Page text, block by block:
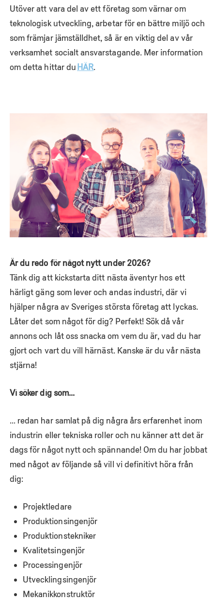
Utöver att vara del av ett företag som värnar om
teknologisk utveckling, arbetar för en bättre miljö och
som främjar jämställdhet, så är en viktig del av vår
verksamhet socialt ansvarstagande. Mer information
om detta hittar du HÄR.
Är du redo för något nytt under 2026?
Tänk dig att kickstarta ditt nästa äventyr hos ett
härligt gäng som lever och andas industri, där vi
hjälper några av Sveriges största företag att lyckas.
Låter det som något för dig? Perfekt! Sök då vår
annons och låt oss snacka om vem du är, vad du har
gjort och vart du vill härnäst. Kanske är du vår nästa
stjärna!
Vi söker dig som…
… redan har samlat på dig några års erfarenhet inom
industrin eller tekniska roller och nu känner att det är
dags för något nytt och spännande! Om du har jobbat
med något av följande så vill vi definitivt höra från
dig:
Projektledare
Produktionsingenjör
Produktionstekniker
Kvalitetsingenjör
Processingenjör
Utvecklingsingenjör
Mekanikkonstruktör